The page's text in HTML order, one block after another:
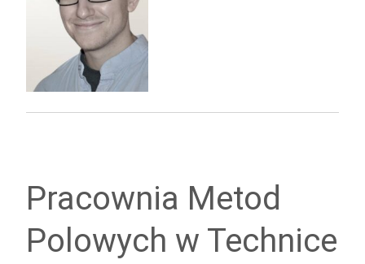
Pracownia Metod
Polowych w Technice